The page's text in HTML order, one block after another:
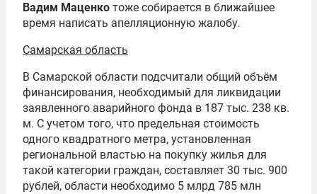
Вадим Маценко тоже собирается в ближайшее
время написать апелляционную жалобу.
Самарская область
В Самарской области подсчитали общий объём
финансирования, необходимый для ликвидации
заявленного аварийного фонда в 187 тыс. 238 кв.
м. С учетом того, что предельная стоимость
одного квадратного метра, установленная
региональной властью на покупку жилья для
такой категории граждан, составляет 30 тыс. 900
рублей, области необходимо 5 млрд 785 млн